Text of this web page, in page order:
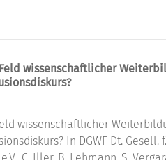
wissenschaftlicher
wissenschaftlicher
In DGWF Dt. Gesell.